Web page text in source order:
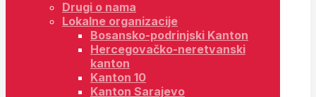
Drugi o nama
Lokalne organizacije
Bosansko-podrinjski Kanton
Hercegovačko-neretvanski
kanton
Kanton 10
Kanton Sarajevo